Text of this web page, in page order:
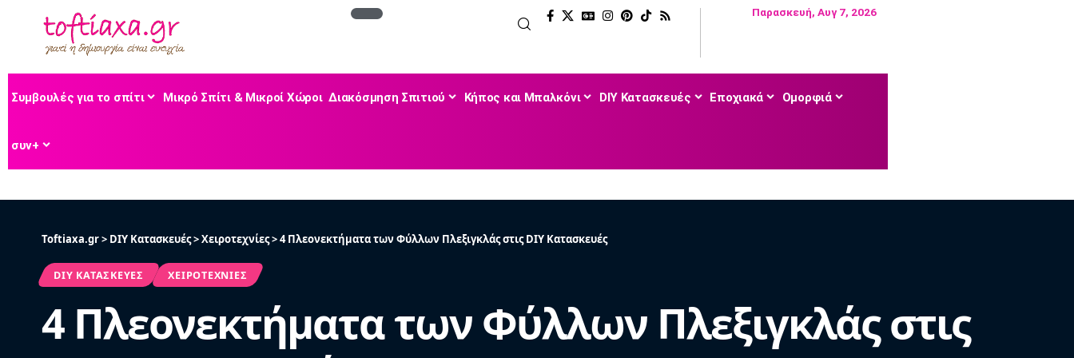
Παρασκευή, Αυγ 7, 2026
Συμβουλές για το σπίτι Μικρό Σπίτι & Μικροί Χώροι Διακόσμηση Σπιτιού Κήπος και Μπαλκόνι DIY Κατασκευές Εποχιακά Ομορφιά
συν+
Toftiaxa.gr> DIY Κατασκευές>Χειροτεχνίες>4 Πλεονεκτήματα των Φύλλων Πλεξιγκλάς στις DIY Κατασκευές
DIY ΚΑΤΑΣΚΕΥΈΣ ΧΕΙΡΟΤΕΧΝΊΕΣ
4 Πλεονεκτήματα των Φύλλων Πλεξιγκλάς στις